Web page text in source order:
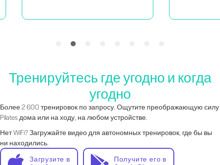
Тренируйтесь где угодно и когда
угодно
Более 2 600 тренировок по запросу. Ощутите преображающую силу
Pilates дома или на ходу, на любом устройстве.
Нет WiFi? Загружайте видео для автономных тренировок, где бы вы
ни находились.
Загрузите в
Получите его в